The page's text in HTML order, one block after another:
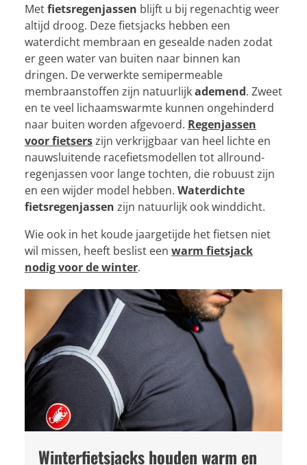
Metfietsregenjassen blijft u bij regenachtig weer
altijd droog. Deze fietsjacks hebben een
waterdicht membraan en gesealde naden zodat
er geen water van buiten naar binnen kan
dringen. De verwerkte semipermeable
membraanstoffen zijn natuurlijkademend. Zweet
en te veel lichaamswarmte kunnen ongehinderd
naar buiten worden afgevoerd. Regenjassen
voor fietserszijn verkrijgbaar van heel lichte en
nauwsluitende racefietsmodellen tot allround-
regenjassen voor lange tochten, die robuust zijn
en een wijder model hebben. Waterdichte
fietsregenjassen zijn natuurlijk ook winddicht.
Wie ook in het koude jaargetijde het fietsen niet
wil missen, heeft beslist een warm fietsjack
nodig voor de winter.
Winterfietsjacks houden warm en